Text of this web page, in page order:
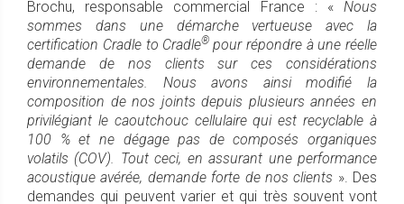
Brochu, responsable commercial France : « Nous
sommes dans une démarche vertueuse avec la
certification Cradle to Cradle® pour répondre à une réelle
demande de nos clients sur ces considérations
environnementales. Nous avons ainsi modifié la
composition de nos joints depuis plusieurs années en
privilégiant le caoutchouc cellulaire qui est recyclable à
100 % et ne dégage pas de composés organiques
volatils (COV). Tout ceci, en assurant une performance
acoustique avérée, demande forte de nos clients ». Des
demandes qui peuvent varier et qui très souvent vont